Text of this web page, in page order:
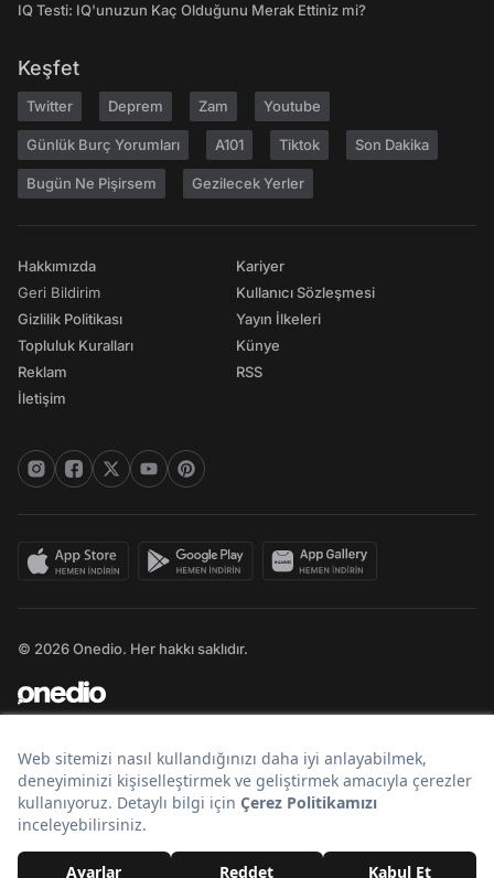
IQ Testi: IQ'unuzun Kaç Olduğunu Merak Ettiniz mi?
Keşfet
Twitter Deprem Zam Youtube
Günlük Burç Yorumları A101 Tiktok Son Dakika
Bugün Ne Pişirsem Gezilecek Yerler
Hakkımızda
Geri Bildirim
Gizlilik Politikası
Topluluk Kuralları
Reklam
İletişim
Kariyer
Kullanıcı Sözleşmesi
Yayın İlkeleri
Künye
RSS
© 2026 Onedio. Her hakkı saklıdır.
Bir markasıdır.